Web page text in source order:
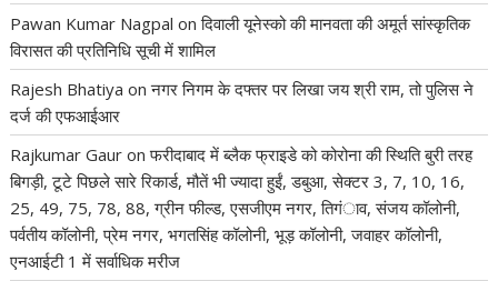
Pawan Kumar Nagpal onदिवाली यूनेस्को की मानवता की अमूर्त सांस्कृतिक
विरासत की प्रतिनिधि सूची में शामिल
Rajesh Bhatiya onनगर निगम के दफ्तर पर लिखा जय श्री राम, तो पुलिस ने
दर्ज की एफआईआर
Rajkumar Gaur onफरीदाबाद में ब्लैक फ्राइडे को कोरोना की स्थिति बुरी तरह
बिगड़ी, टूटे पिछले सारे रिकार्ड, मौतें भी ज्यादा हुईं, डबुआ, सेक्टर 3, 7, 10, 16,
25, 49, 75, 78, 88, ग्रीन फील्ड, एसजीएम नगर, तिगंाव, संजय कॉलोनी,
पर्वतीय कॉलोनी, प्रेम नगर, भगतसिंह कॉलोनी, भूड़ कॉलोनी, जवाहर कॉलोनी,
एनआईटी 1 में सर्वाधिक मरीज